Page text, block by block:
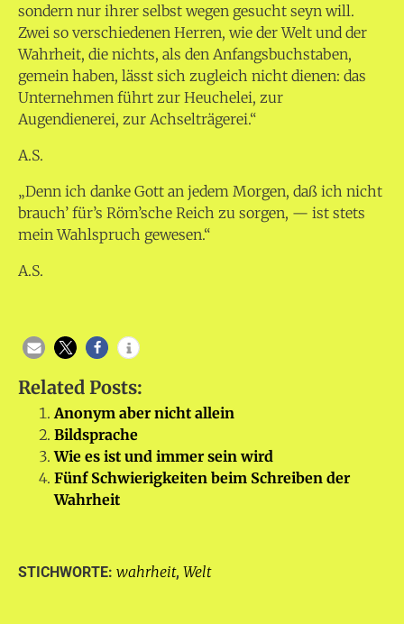
sondern nur ihrer selbst wegen gesucht seyn will.
Zwei so verschiedenen Herren, wie der Welt und der
Wahrheit, die nichts, als den Anfangsbuchstaben,
gemein haben, lässt sich zugleich nicht dienen: das
Unternehmen führt zur Heuchelei, zur
Augendienerei, zur Achselträgerei.“
A.S.
„Denn ich danke Gott an jedem Morgen, daß ich nicht
brauch’ für’s Röm’sche Reich zu sorgen, — ist stets
mein Wahlspruch gewesen.“
A.S.
Related Posts:
Anonym aber nicht allein
Bildsprache
Wie es ist und immer sein wird
Fünf Schwierigkeiten beim Schreiben der
Wahrheit
STICHWORTE: wahrheit, Welt